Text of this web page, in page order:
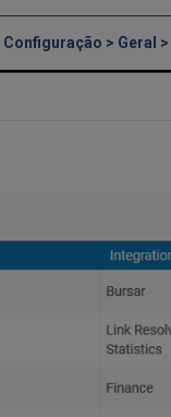
Configuração > Geral